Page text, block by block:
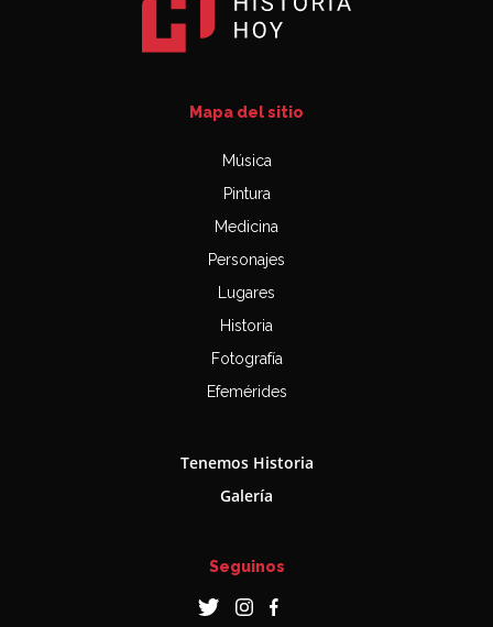
Mapa del sitio
Música
Pintura
Medicina
Personajes
Lugares
Historia
Fotografía
Efemérides
Tenemos Historia
Galería
Seguinos